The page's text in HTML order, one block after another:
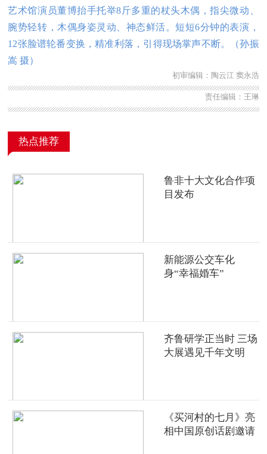
艺术馆演员董博抬手托举8斤多重的杖头木偶，指尖微动、
腕势轻转，木偶身姿灵动、神态鲜活。短短6分钟的表演，
12张脸谱轮番变换，精准利落，引得现场掌声不断。（孙振
嵩 摄）
初审编辑：陶云江 窦永浩
责任编辑：王琳
热点推荐
鲁非十大文化合作项
目发布
新能源公交车化
身“幸福婚车”
齐鲁研学正当时 三场
大展遇见千年文明
《买河村的七月》亮
相中国原创话剧邀请